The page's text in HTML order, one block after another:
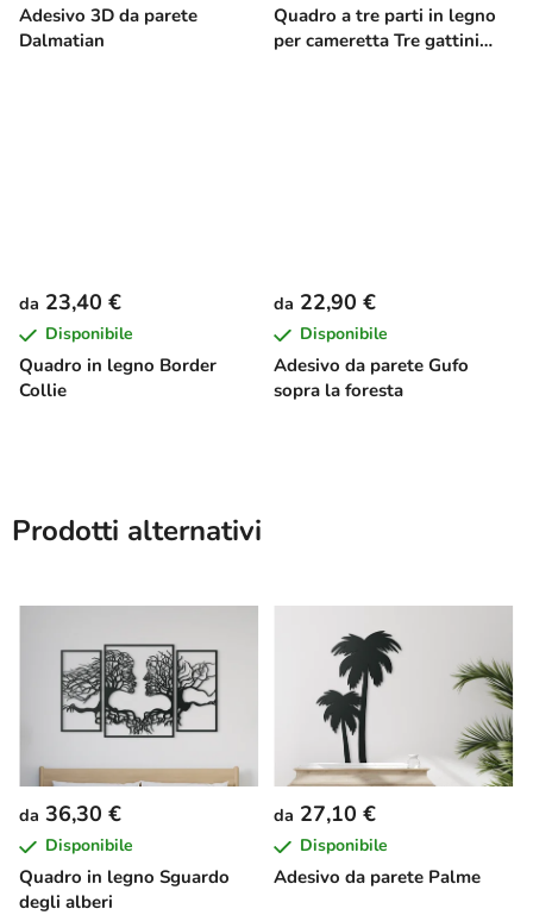
Adesivo 3D da parete
Dalmatian
Quadro a tre parti in legno
per cameretta Tre gattini
Quadro in legno Border
Collie
da 23,40 €
Disponibile
Adesivo da parete Gufo
sopra la foresta
da 22,90 €
Disponibile
Prodotti alternativi
Quadro in legno Sguardo
degli alberi
da 36,30 €
Disponibile
Adesivo da parete Palme
da 27,10 €
Disponibile